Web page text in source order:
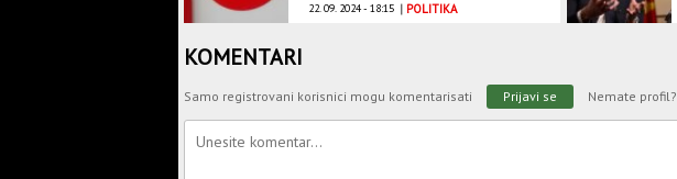
22. 09. 2024 - 18:15 | POLITIKA
KOMENTARI
Samo registrovani korisnici mogu komentarisati Prijavi se Nemate profil?